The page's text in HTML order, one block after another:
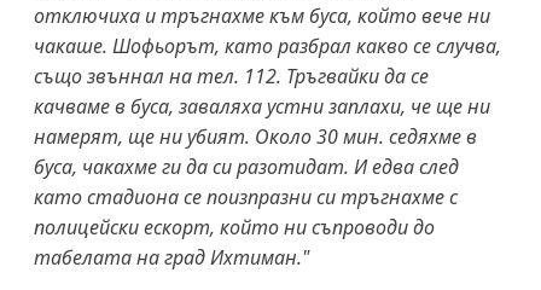
отключиха и тръгнахме към буса, който вече ни
чакаше. Шофьорът, като разбрал какво се случва,
също звъннал на тел. 112. Тръгвайки да се
качваме в буса, заваляха устни заплахи, че ще ни
намерят, ще ни убият. Около 30 мин. седяхме в
буса, чакахме ги да си разотидат. И едва след
като стадиона се поизпразни си тръгнахме с
полицейски ескорт, който ни съпроводи до
табелата на град Ихтиман."